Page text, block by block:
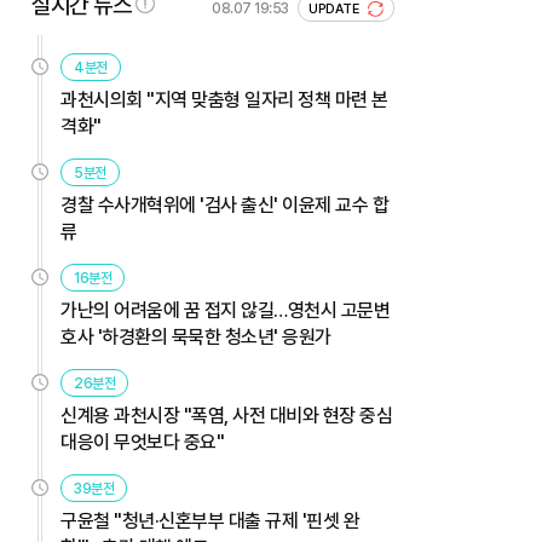
08.07 19:53 UPDATE
4분전
과천시의회 "지역 맞춤형 일자리 정책 마련 본
격화"
5분전
경찰 수사개혁위에 '검사 출신' 이윤제 교수 합
류
16분전
가난의 어려움에 꿈 접지 않길…영천시 고문변
호사 '하경환의 묵묵한 청소년' 응원가
26분전
신계용 과천시장 "폭염, 사전 대비와 현장 중심
대응이 무엇보다 중요"
39분전
구윤철 "청년·신혼부부 대출 규제 '핀셋 완